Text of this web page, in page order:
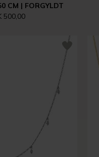
CM | FORGYLDT
500,00